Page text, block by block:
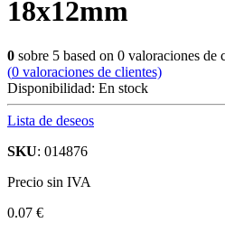
18x12mm
0 sobre 5 based on 0 valoraciones de
(0 valoraciones de clientes)
Disponibilidad: En stock
Lista de deseos
SKU: 014876
Precio sin IVA
0.07 €